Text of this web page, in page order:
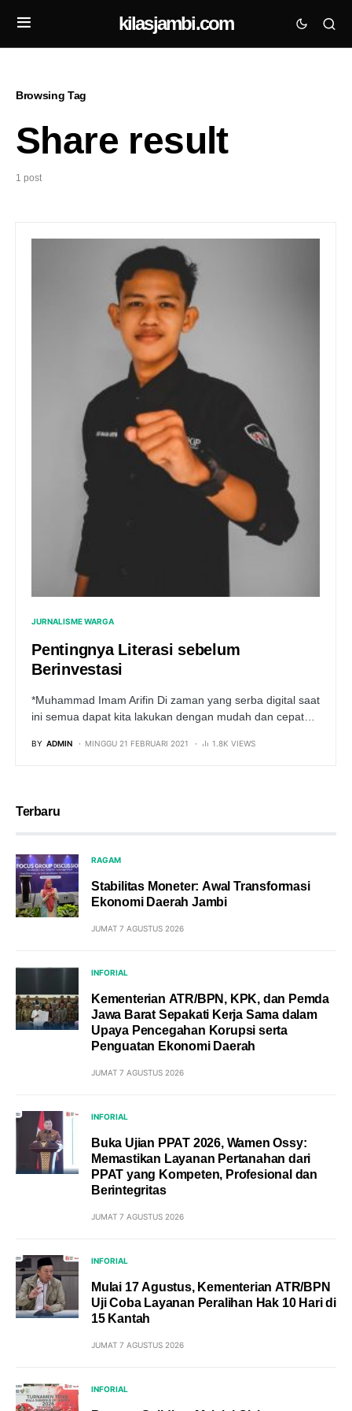
kilasjambi.com
Browsing Tag
Share result
1 post
JURNALISME WARGA
Pentingnya Literasi sebelum
Berinvestasi
*Muhammad Imam Arifin Di zaman yang serba digital saat
ini semua dapat kita lakukan dengan mudah dan cepat…
BY ADMIN MINGGU 21 FEBRUARI 2021 1.8K VIEWS
Terbaru
RAGAM
Stabilitas Moneter: Awal Transformasi
Ekonomi Daerah Jambi
JUMAT 7 AGUSTUS 2026
INFORIAL
Kementerian ATR/BPN, KPK, dan Pemda
Jawa Barat Sepakati Kerja Sama dalam
Upaya Pencegahan Korupsi serta
Penguatan Ekonomi Daerah
JUMAT 7 AGUSTUS 2026
INFORIAL
Buka Ujian PPAT 2026, Wamen Ossy:
Memastikan Layanan Pertanahan dari
PPAT yang Kompeten, Profesional dan
Berintegritas
JUMAT 7 AGUSTUS 2026
INFORIAL
Mulai 17 Agustus, Kementerian ATR/BPN
Uji Coba Layanan Peralihan Hak 10 Hari di
15 Kantah
JUMAT 7 AGUSTUS 2026
INFORIAL